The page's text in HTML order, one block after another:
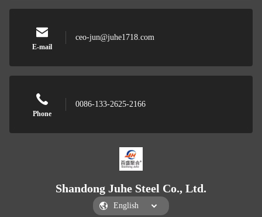
E-mail
ceo-jun@juhe1718.com
Phone
0086-133-2625-2166
Shandong Juhe Steel Co., Ltd.